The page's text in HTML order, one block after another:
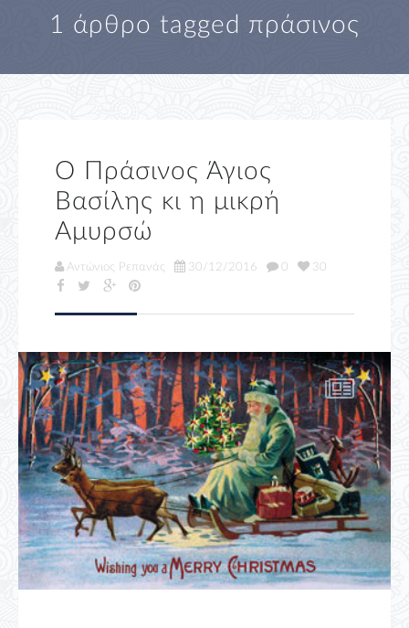
1 άρθρο tagged πράσινος
Ο Πράσινος Άγιος
Βασίλης κι η μικρή
Αμυρσώ
Αντώνιος Ρεπανάς 30/12/2016 0 30